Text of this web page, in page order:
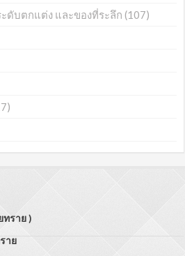
ดับตกแต่ง และของที่ระลึก (107)
ราย )
าย